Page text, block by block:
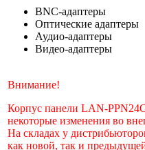
BNC-адаптеры
Оптические адаптеры
Аудио-адаптеры
Видео-адаптеры
Внимание!
Корпус панели LAN-
некоторые изменения во
На складах у
как новой, так и